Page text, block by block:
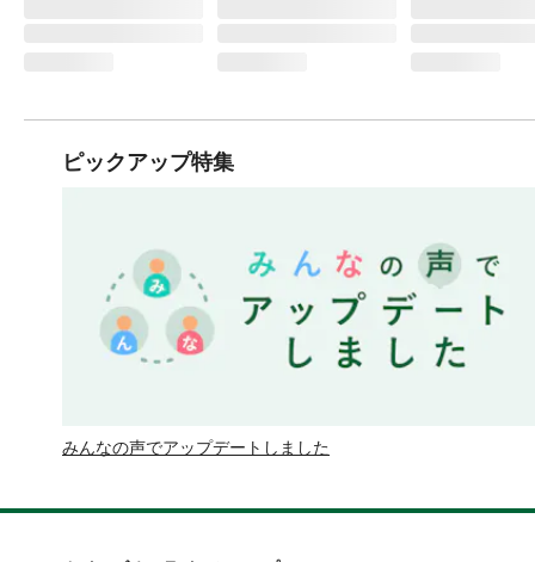
ピックアップ特集
みんなの声でアップデートしました